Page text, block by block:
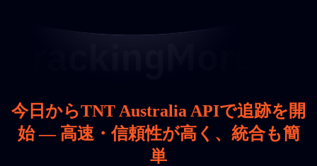
今日からTNT Australia APIで追跡を開
始 — 高速・信頼性が高く、統合も簡
単